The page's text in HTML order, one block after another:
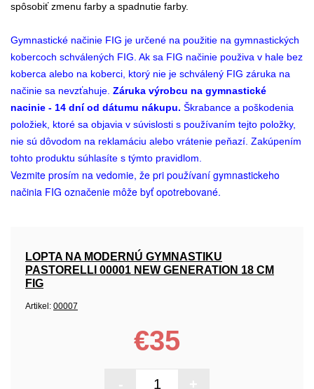
spôsobiť zmenu farby a spadnutie farby.
Gymnastické načinie FIG je určené na použitie na gymnastických
kobercoch schválených FIG. Ak sa FIG načinie použiva v hale bez
koberca alebo na koberci, ktorý nie je schválený FIG záruka na
načinie sa nevzťahuje. Záruka výrobcu na gymnastické
nacinie - 14 dní od dátumu nákupu. Škrabance a poškodenia
položiek, ktoré sa objavia v súvislosti s používaním tejto položky,
nie sú dôvodom na reklamáciu alebo vrátenie peňazí. Zakúpením
tohto produktu súhlasíte s týmto pravidlom.
Vezmite prosím na vedomie, že pri používaní gymnastickeho
načinia FIG označenie môže byť opotrebované.
LOPTA NA MODERNÚ GYMNASTIKU
PASTORELLI 00001 NEW GENERATION 18 CM
FIG
Artikel: 00007
€35